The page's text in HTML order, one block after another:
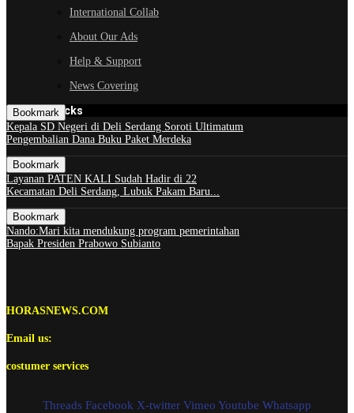
International Collab
About Our Ads
Help & Support
News Covering
GOOGLE Picks
Bookmark
Kepala SD Negeri di Deli Serdang Soroti Ultimatum
Pengembalian Dana Buku Paket Merdeka
Bookmark
Layanan PATEN KALI Sudah Hadir di 22
Kecamatan Deli Serdang, Lubuk Pakam Baru...
Bookmark
Nando:Mari kita mendukung program pemerintahan
Bapak Presiden Prabowo Subianto
HORASNEWS.COM
Email us:
costumer services
Threads Facebook X-twitter Vimeo Youtube Whatsapp